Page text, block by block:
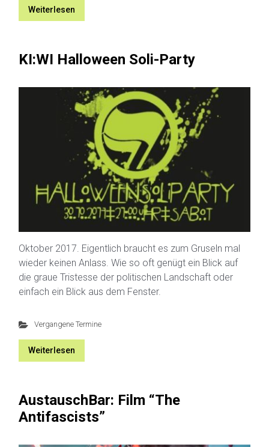
Weiterlesen
KI:WI Halloween Soli-Party
Oktober 2017. Eigentlich braucht es zum Gruseln mal
wieder keinen Anlass. Wie so oft genügt ein Blick auf
die graue Tristesse der politischen Landschaft oder
einfach ein Blick aus dem Fenster.
Vergangene Termine
Weiterlesen
AustauschBar: Film “The
Antifascists”